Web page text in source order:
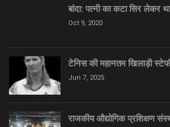
बांदा: पत्नी का कटा सिर लेकर
Oct 9, 2020
टेनिस की महानतम खिलाड़ी
Jun 7, 2025
राजकीय औद्योगिक प्रशिक्षण